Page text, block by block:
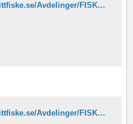
http://www.skittfiske.se/Avdelinger/FISKREDSKAP/Rullar/Havsfiskerullar1/Okuma/Cortez/Okuma-Cortez-Graphite-Reel-CZ-12CS-130940-p0000115943
http://www.skittfiske.se/Avdelinger/FISKREDSKAP/Rullar/Havsfiskerullar1/Shimano/Torium/Shimano-Torium-16-148616-p0000132669